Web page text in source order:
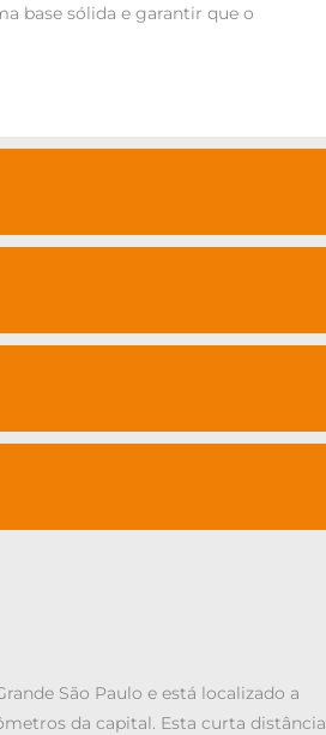
base sólida e garantir que o
São Paulo e está localizado a
da capital. Esta curta distância